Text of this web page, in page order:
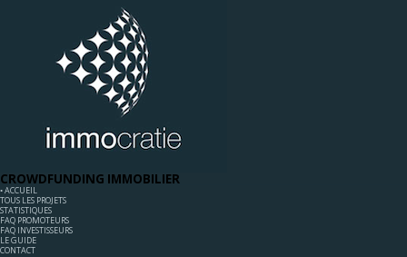
CROWDFUNDING IMMOBILIER
◦ ACCUEIL
TOUS LES PROJETS
STATISTIQUES
FAQ PROMOTEURS
FAQ INVESTISSEURS
LE GUIDE
CONTACT